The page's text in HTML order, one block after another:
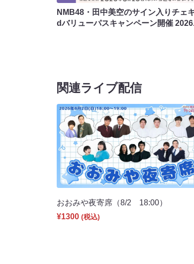
NMB48・田中美空のサイン入りチェ
dバリューパスキャンペーン開催
関連ライブ配信
おおみや夜寄席（8/2 18:00）
¥1300 (税込)